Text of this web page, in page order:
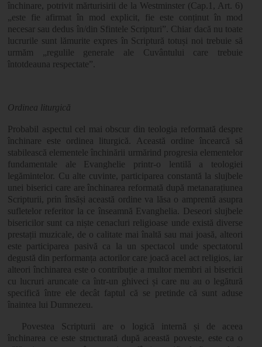
închinare, potrivit mărturisirii de la Westminster (Cap.1, Art. 6)
„este fie afirmat în mod explicit, fie este conținut în mod
necesar sau dedus în/din Sfintele Scripturi”. Chiar dacă nu toate
lucrurile sunt lămurite expres în Scriptură totuși noi trebuie să
urmăm „regulile generale ale Cuvântului care trebuie
întotdeauna respectate”.
Ordinea liturgică
Probabil aspectul cel mai obscur din teologia reformată despre
închinare este ordinea liturgică. Această ordine încearcă să
stabilească elementele închinării urmărind progresia elementelor
fundamentale ale Evanghelie printr-o lentilă a teologiei
legămintelor. Cu alte cuvinte, participarea constantă la slujbele
unei biserici care are închinarea reformată după metanarațiunea
Scripturii, prin însăși această ordine va lăsa o amprentă asupra
sufletelor referitor la ce înseamnă Evanghelia. Deseori slujbele
bisericilor sunt ca niște cenacluri religioase unde există diverse
prestații muzicale, de o calitate mai înaltă sau mai joasă, alteori
este participarea pasivă ca la un spectacol unde spectatorul
degustă din performanța actorilor care joacă acel act religios, iar
alteori închinarea este o contribuție a multor membri ai bisericii
cu lucruri aruncate ca într-un ghiveci și care nu au o legătură
specifică între ele decât faptul că se pretinde că sunt aduse
înaintea lui Dumnezeu.
Povestea Scripturii are o logică internă și de aceea
închinarea ce este structurată după această poveste, este ca o